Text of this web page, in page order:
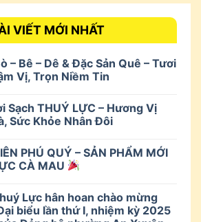
VIẾT MỚI NHẤT
– Bê – Dê & Đặc Sản Quê – Tươi
Vị, Trọn Niềm Tin
Sạch THUÝ LỰC – Hương Vị
Sức Khỏe Nhân Đôi
PHÚ QUÝ – SẢN PHẨM MỚI
CÀ MAU
Lực hân hoan chào mừng
biểu lần thứ I, nhiệm kỳ 2025